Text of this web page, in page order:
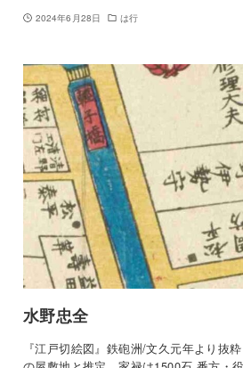
2024年6月28日 は行
水野忠全
『江戸切絵図』鉄砲洲/文久元年より抜